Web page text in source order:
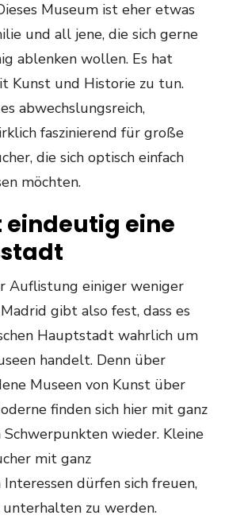
Museum ist eher etwas
und all jene, die sich gerne
ablenken wollen. Es hat
Kunst und Historie zu tun.
abwechslungsreich,
faszinierend für große
die sich optisch einfach
möchten.
eindeutig eine
Auflistung einiger weniger
gibt also fest, dass es
Hauptstadt wahrlich um
handelt. Denn über
Museen von Kunst über
finden sich hier mit ganz
wieder. Kleine
mit ganz
dürfen sich freuen,
zu werden.